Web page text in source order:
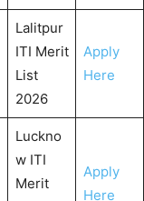
Lalitpur
ITI Merit
List
2026
Apply
Here
Luckno
w ITI
Merit
Apply
Here